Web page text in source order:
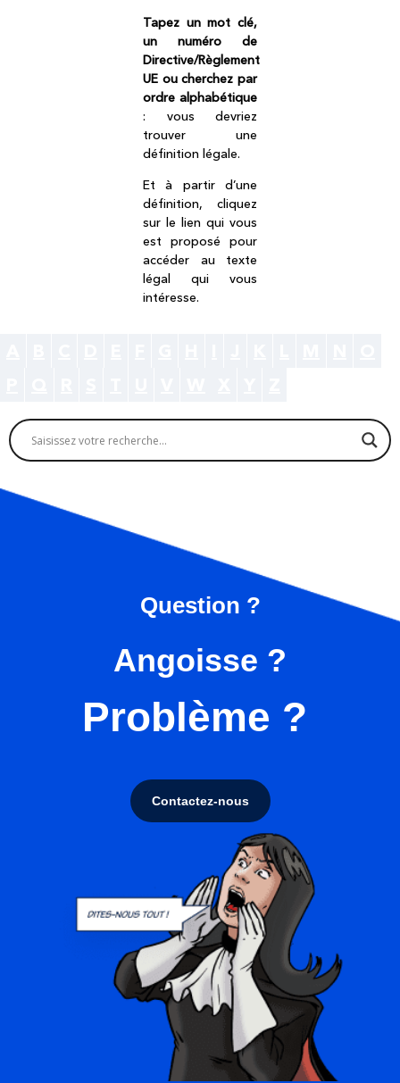
Tapez un mot clé,
un numéro de
Directive/Règlement
UE ou cherchez par
ordre alphabétique
: vous devriez
trouver une
définition légale.
Et à partir d’une
définition, cliquez
sur le lien qui vous
est proposé pour
accéder au texte
légal qui vous
intéresse.
Question ?
Angoisse ?
Problème ?
Contactez-nous